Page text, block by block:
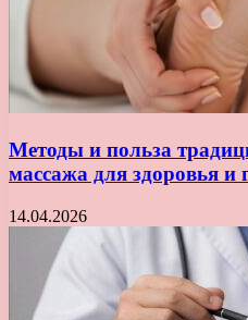
Методы и польза
массажа для здоровья
14.04.2026